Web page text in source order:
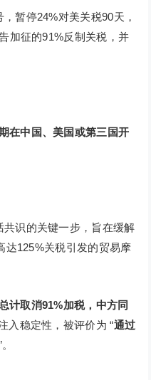
暂停24%对美关税90天，
加征的91%反制关税，并
在中国、美国或第三国开
识的关键一步，旨在缓解
达125%关税引发的贸易摩
计取消91%加税，中方同
入稳定性，被评价为 “通过